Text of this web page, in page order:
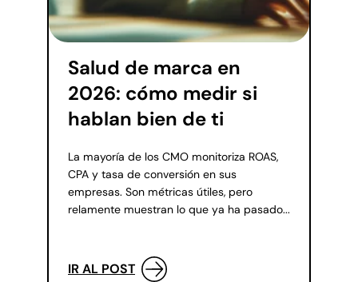
Salud de marca en
2026: cómo medir si
hablan bien de ti
La mayoría de los CMO monitoriza ROAS,
CPA y tasa de conversión en sus
empresas. Son métricas útiles, pero
relamente muestran lo que ya ha pasado...
IR AL POST